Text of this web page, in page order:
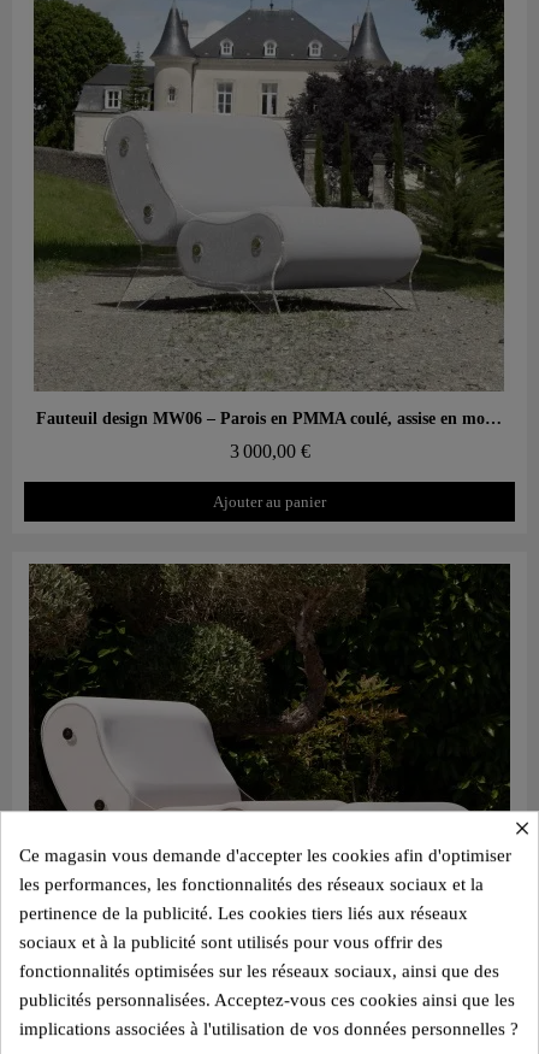
Aperçu rapide Fauteuil design MW06 – Parois en PMMA coulé, assise en mousse alvéolaire
3 000,00 €
Ajouter au panier
×
Ce magasin vous demande d'accepter les cookies afin d'optimiser
les performances, les fonctionnalités des réseaux sociaux et la
pertinence de la publicité. Les cookies tiers liés aux réseaux
sociaux et à la publicité sont utilisés pour vous offrir des
fonctionnalités optimisées sur les réseaux sociaux, ainsi que des
publicités personnalisées. Acceptez-vous ces cookies ainsi que les
implications associées à l'utilisation de vos données personnelles ?